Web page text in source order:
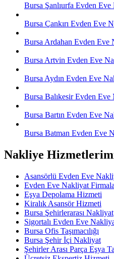
Bursa Şanlıurfa Evden Eve
Bursa Çankırı Evden Eve
Bursa Ardahan Evden Eve
Bursa Artvin Evden Eve
Bursa Aydın Evden Eve
Bursa Balıkesir Evden Eve
Bursa Bartın Evden Eve
Bursa Batman Evden Eve
Nakliye
Asansörlü Evden Eve
Evden Eve Nakliyat
Eşya Depolama Hizmeti
Kiralık Asansör Hizmeti
Bursa Şehirlerarası Nakliyat
Sigortalı Evden Eve
Bursa Ofis Taşımacılığı
Bursa Şehir İçi Nakliyat
Şehirler Arası Parça Eşya